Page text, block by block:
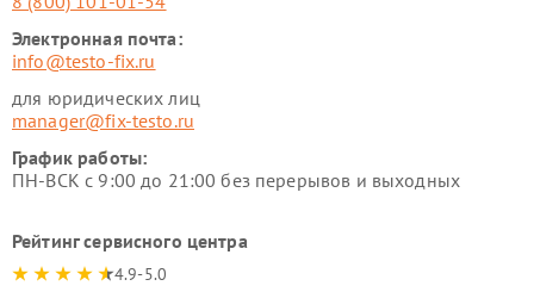
Электронная почта:
info@testo-fix.ru
для юридических лиц
manager@fix-testo.ru
График работы:
ПН-ВСК с 9:00 до 21:00 без перерывов и выходных
Рейтинг сервисного центра
4.9-5.0